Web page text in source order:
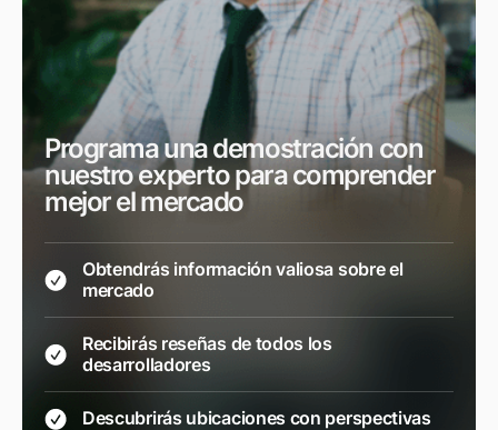
Programa una demostración con
nuestro experto para comprender
mejor el mercado
Obtendrás información valiosa sobre el
mercado
Recibirás reseñas de todos los
desarrolladores
Descubrirás ubicaciones con perspectivas